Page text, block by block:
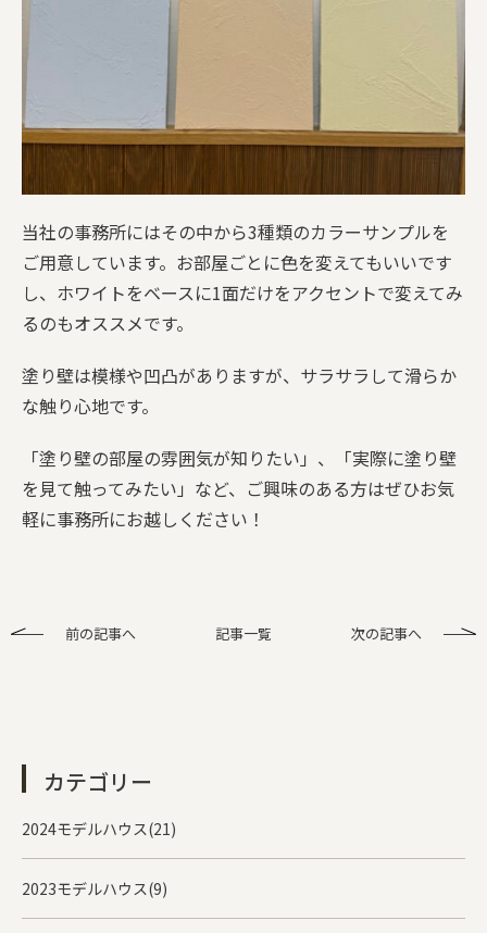
当社の事務所にはその中から3種類のカラーサンプルを
ご用意しています。お部屋ごとに色を変えてもいいです
し、ホワイトをベースに1面だけをアクセントで変えてみ
るのもオススメです。
塗り壁は模様や凹凸がありますが、サラサラして滑らか
な触り心地です。
「塗り壁の部屋の雰囲気が知りたい」、「実際に塗り壁
を見て触ってみたい」など、ご興味のある方はぜひお気
軽に事務所にお越しください！
前の記事へ 記事一覧 次の記事へ
カテゴリー
2024モデルハウス(21)
2023モデルハウス(9)